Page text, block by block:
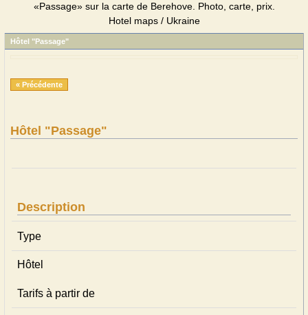
«Passage» sur la carte de Berehove. Photo, carte, prix.
Hotel maps / Ukraine
Hôtel "Passage"
« Précédente
Hôtel "Passage"
Description
Type
Hôtel
Tarifs à partir de